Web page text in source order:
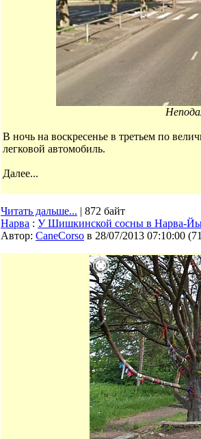
В ночь на воскресенье в третьем по
легковой автомобиль.
Далее...
Читать дальше... | 872 байт
Нарва : У Шишкинской сосны в Нарва-
Автор: CaneCorso в 28/07/2013 07:10:00 (